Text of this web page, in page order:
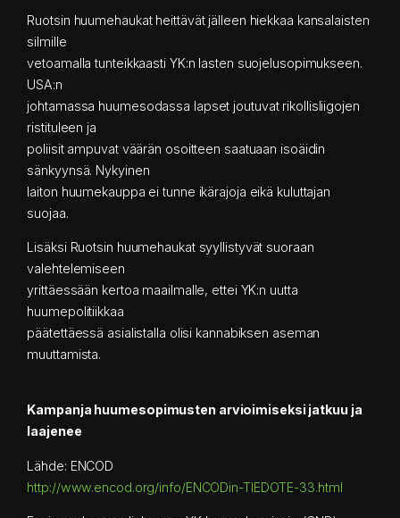
Ruotsin huumehaukat heittävät jälleen hiekkaa kansalaisten
silmille
vetoamalla tunteikkaasti YK:n lasten suojelusopimukseen.
USA:n
johtamassa huumesodassa lapset joutuvat rikollisliigojen
ristituleen ja
poliisit ampuvat väärän osoitteen saatuaan isoäidin
sänkyynsä. Nykyinen
laiton huumekauppa ei tunne ikärajoja eikä kuluttajan
suojaa.
Lisäksi Ruotsin huumehaukat syyllistyvät suoraan
valehtelemiseen
yrittäessään kertoa maailmalle, ettei YK:n uutta
huumepolitiikkaa
päätettäessä asialistalla olisi kannabiksen aseman
muuttamista.
Kampanja huumesopimusten arvioimiseksi jatkuu ja
laajenee
Lähde: ENCOD
http://www.encod.org/info/ENCODin-TIEDOTE-33.html